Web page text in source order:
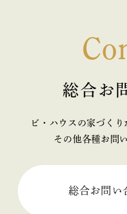
総合お
ビ・ハウスの家づく
その他各種お問
総合お問い